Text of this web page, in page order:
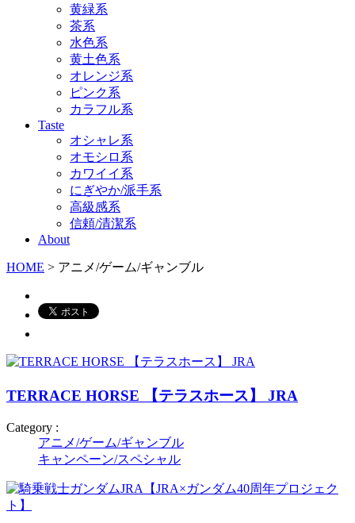
黄緑系
茶系
水色系
黄土色系
オレンジ系
ピンク系
カラフル系
Taste
オシャレ系
オモシロ系
カワイイ系
にぎやか/派手系
高級感系
信頼/清潔系
About
HOME > アニメ/ゲーム/ギャンブル
TERRACE HORSE 【テラスホース】 JRA
Category :
アニメ/ゲーム/ギャンブル
キャンペーン/スペシャル